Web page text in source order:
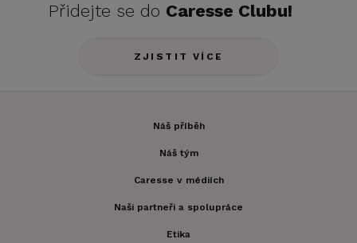
Přidejte se do Caresse Clubu!
ZJISTIT VÍCE
Náš příběh
Náš tým
Caresse v médiích
Naši partneři a spolupráce
Etika